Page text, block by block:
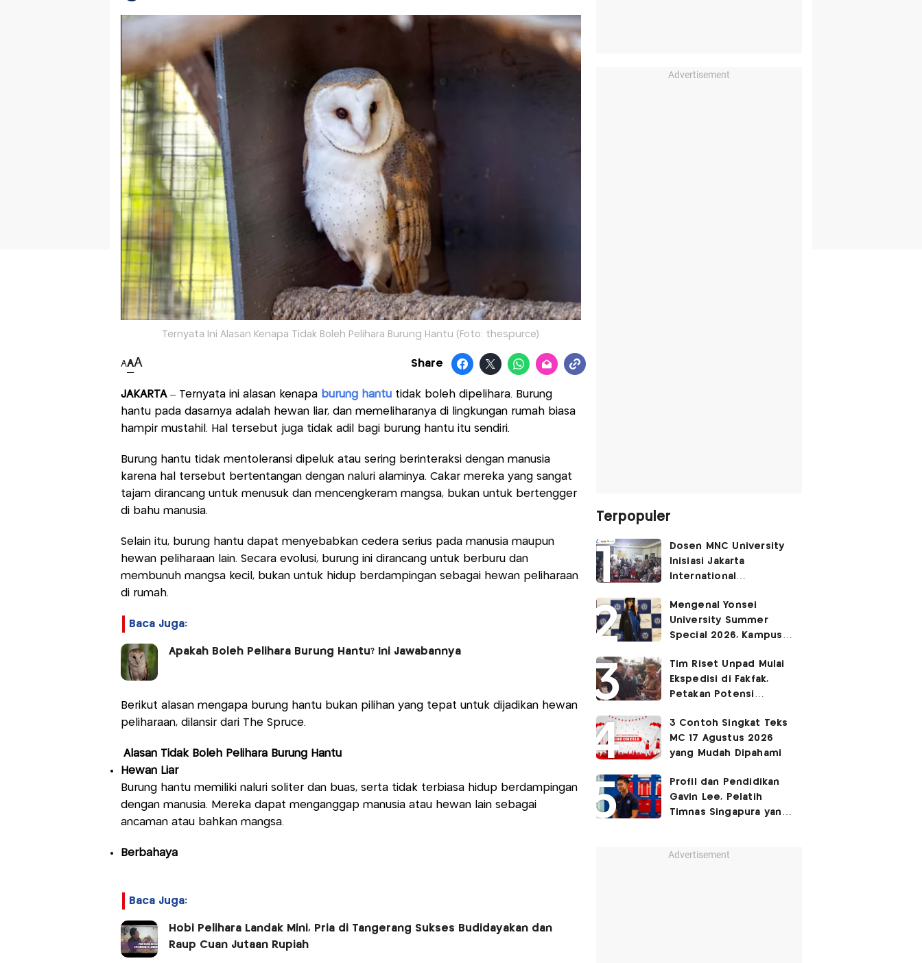
Ternyata Ini Alasan Kenapa Tidak Boleh Pelihara Burung Hantu (Foto: thespurce)
AAA Share
JAKARTA– Ternyata ini alasan kenapa burung hantutidak boleh dipelihara. Burung
hantu pada dasarnya adalah hewan liar, dan memeliharanya di lingkungan rumah biasa
hampir mustahil. Hal tersebut juga tidak adil bagi burung hantu itu sendiri.
Burung hantu tidak mentoleransi dipeluk atau sering berinteraksi dengan manusia
karena hal tersebut bertentangan dengan naluri alaminya. Cakar mereka yang sangat
tajam dirancang untuk menusuk dan mencengkeram mangsa, bukan untuk bertengger
di bahu manusia.
Selain itu, burung hantu dapat menyebabkan cedera serius pada manusia maupun
hewan peliharaan lain. Secara evolusi, burung ini dirancang untuk berburu dan
membunuh mangsa kecil, bukan untuk hidup berdampingan sebagai hewan peliharaan
di rumah.
Baca Juga:
Apakah Boleh Pelihara Burung Hantu? Ini Jawabannya
Berikut alasan mengapa burung hantu bukan pilihan yang tepat untuk dijadikan hewan
peliharaan, dilansir dari The Spruce.
Alasan Tidak Boleh Pelihara Burung Hantu
Hewan Liar
Burung hantu memiliki naluri soliter dan buas, serta tidak terbiasa hidup berdampingan
dengan manusia. Mereka dapat menganggap manusia atau hewan lain sebagai
ancaman atau bahkan mangsa.
Berbahaya
Baca Juga:
Hobi Pelihara Landak Mini, Pria di Tangerang Sukses Budidayakan dan
Raup Cuan Jutaan Rupiah
Advertisement
Terpopuler
Dosen MNC University
Inisiasi Jakarta
International
Festival 2026, Hidupkan
Ruang Kota Melalui Seni
Pertunjukan
Mengenal Yonsei
University Summer
Special 2026, Kampus
yang Disebut Netizen
Tak Setara S3 UI
Tim Riset Unpad Mulai
Ekspedisi di Fakfak,
Petakan Potensi
Bomberay–Tomage
3 Contoh Singkat Teks
MC 17 Agustus 2026
yang Mudah Dipahami
Profil dan Pendidikan
Gavin Lee, Pelatih
Timnas Singapura yang
Advertisement